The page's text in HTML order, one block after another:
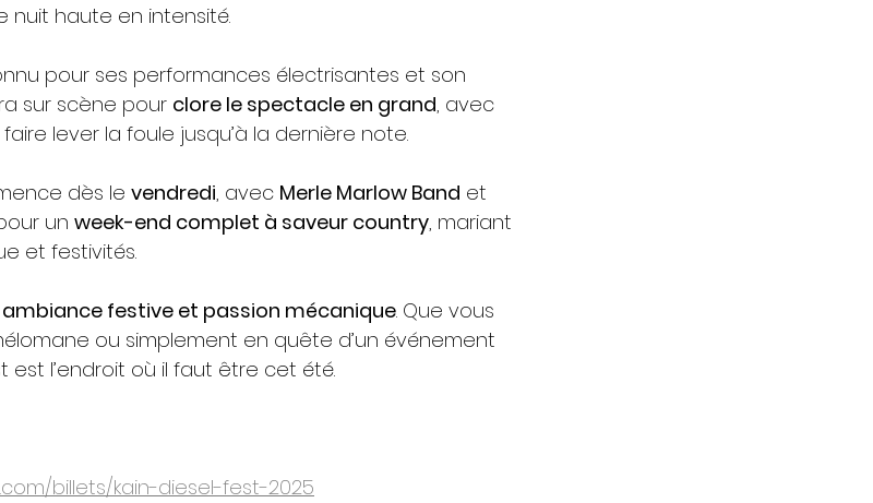
nuit haute en intensité.
pour ses performances électrisantes et son
sur scène pour clore le spectacle en grand, avec
lever la foule jusqu’à la dernière note.
dès le vendredi, avec Merle Marlow Band et
un week-end complet à saveur country, mariant
et festivités.
ambiance festive et passion mécanique. Que vous
ou simplement en quête d’un événement
est l’endroit où il faut être cet été.
billets/kain-diesel-fest-2025